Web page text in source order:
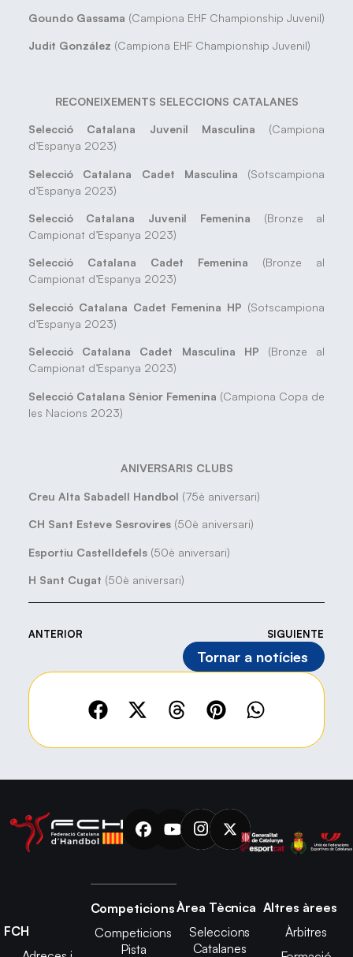
Goundo Gassama (Campiona EHF Championship Juvenil)
Judit González (Campiona EHF Championship Juvenil)
RECONEIXEMENTS SELECCIONS CATALANES
Selecció Catalana Juvenil Masculina (Campiona
d’Espanya 2023)
Selecció Catalana Cadet Masculina (Sotscampiona
d’Espanya 2023)
Selecció Catalana Juvenil Femenina (Bronze al
Campionat d’Espanya 2023)
Selecció Catalana Cadet Femenina (Bronze al
Campionat d’Espanya 2023)
Selecció Catalana Cadet Femenina HP (Sotscampiona
d’Espanya 2023)
Selecció Catalana Cadet Masculina HP (Bronze al
Campionat d’Espanya 2023)
Selecció Catalana Sènior Femenina (Campiona Copa de
les Nacions 2023)
ANIVERSARIS CLUBS
Creu Alta Sabadell Handbol (75è aniversari)
CH Sant Esteve Sesrovires(50è aniversari)
Esportiu Castelldefels (50è aniversari)
H Sant Cugat (50è aniversari)
ANTERIOR SIGUIENTE
Tornar a notícies
FCH
Competicions
Competicions
Pista
Àrea Tècnica
Seleccions
Catalanes
Altres àrees
Àrbitres